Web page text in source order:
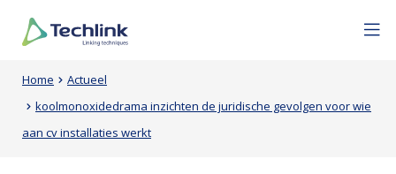
inhoud
menu
Primaire
inhoud
van
Entity
view
(Content)
Kruimelpad
Home
Actueel
koolmonoxidedrama inzichten de juridische gevolgen voor wie
aan cv installaties werkt